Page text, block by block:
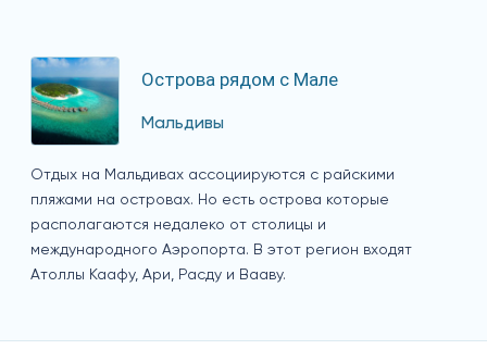
Острова рядом с Мале
Мальдивы
Отдых на Мальдивах ассоциируются с райскими
пляжами на островах. Но есть острова которые
располагаются недалеко от столицы и
международного Аэропорта. В этот регион входят
Атоллы Каафу, Ари, Расду и Вааву.